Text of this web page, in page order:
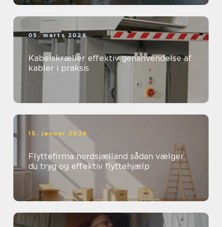
05. marts 2026
Kabelskræller effektiv genanvendelse af
kabler i praksis
15. januar 2026
Flyttefirma nordsjælland sådan vælger
du tryg og effektiv flyttehjælp